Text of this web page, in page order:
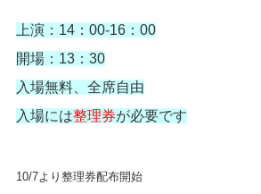
上演：14：00-16：00
開場：13：30
入場無料、全席自由
入場には整理券が必要です
10/7より整理券配布開始